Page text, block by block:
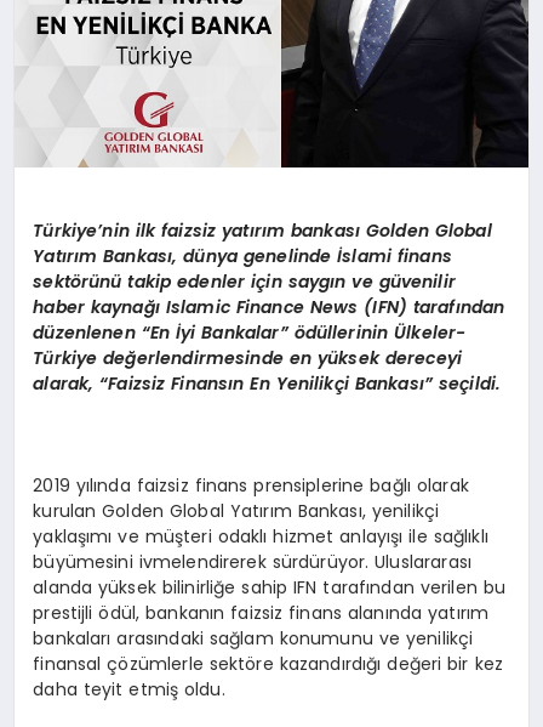
Türkiye’nin ilk faizsiz yatırım bankası Golden Global
Yatırım Bankası, dünya genelinde İslami finans
sektörünü takip edenler için saygın ve güvenilir
haber kaynağı Islamic Finance News (IFN) tarafından
düzenlenen “En İyi Bankalar” ödüllerininÜlkeler-
Türkiye değerlendirmesinde en yüksek dereceyi
alarak, “Faizsiz Finansın En Yenilikçi Bankası” seçildi.
2019 yılında faizsiz finans prensiplerine bağlı olarak
kurulan Golden Global Yatırım Bankası, yenilikçi
yaklaşımı ve müşteri odaklı hizmet anlayışı ile sağlıklı
büyümesini ivmelendirerek sürdürüyor. Uluslararası
alanda yüksek bilinirliğe sahip IFN tarafından verilen bu
prestijli ödül, bankanın faizsiz finans alanında yatırım
bankaları arasındaki sağlam konumunu ve yenilikçi
finansal çözümlerle sektöre kazandırdığı değeri bir kez
daha teyit etmiş oldu.